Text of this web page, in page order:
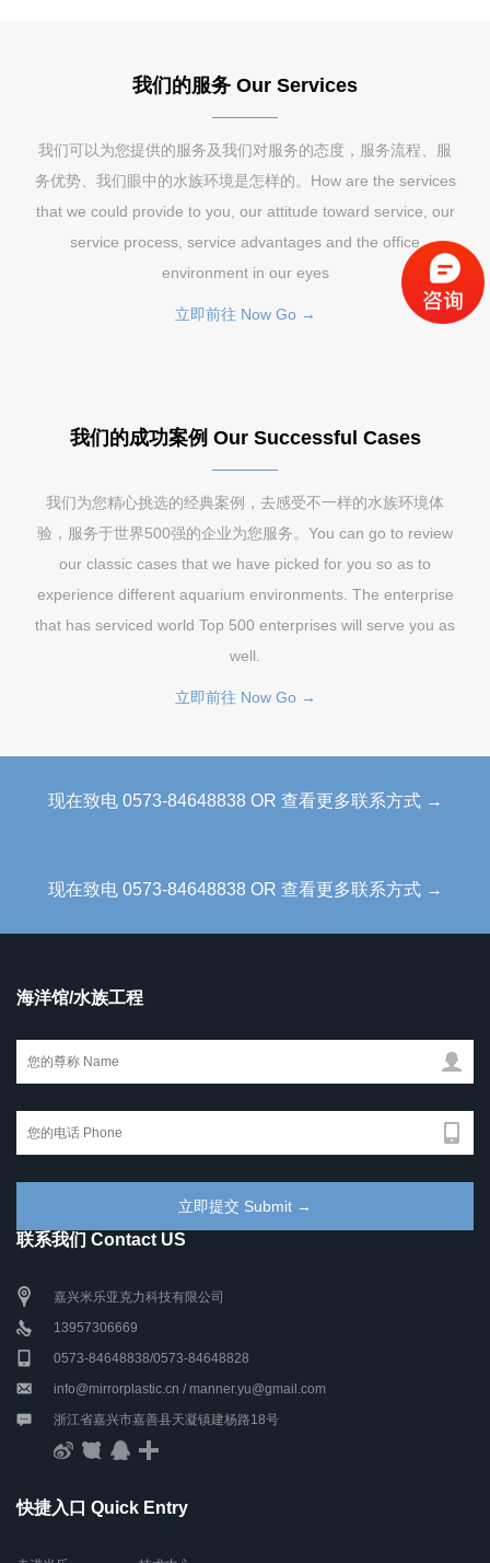
我们的服务 Our Services
我们可以为您提供的服务及我们对服务的态度，服务流程、服
务优势、我们眼中的水族环境是怎样的。How are the services
that we could provide to you, our attitude toward service, our
service process, service advantages and the office
environment in our eyes
立即前往 Now Go →
我们的成功案例 Our Successful Cases
我们为您精心挑选的经典案例，去感受不一样的水族环境体
验，服务于世界500强的企业为您服务。You can go to review
our classic cases that we have picked for you so as to
experience different aquarium environments. The enterprise
that has serviced world Top 500 enterprises will serve you as
well.
立即前往 Now Go →
现在致电 0573-84648838 OR 查看更多联系方式 →
现在致电 0573-84648838 OR 查看更多联系方式 →
海洋馆/水族工程
联系我们 Contact US
嘉兴米乐亚克力科技有限公司
13957306669
0573-84648838/0573-84648828
info@mirrorplastic.cn / manner.yu@gmail.com
浙江省嘉兴市嘉善县天凝镇建杨路18号
快捷入口 Quick Entry